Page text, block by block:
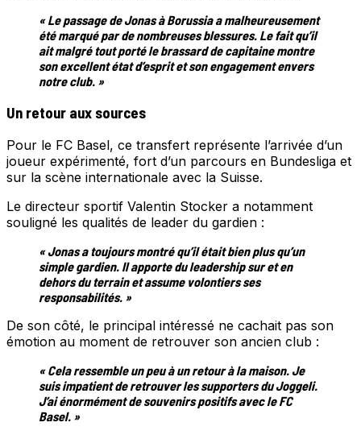
« Le passage de Jonas à Borussia a malheureusement
été marqué par de nombreuses blessures. Le fait qu’il
ait malgré tout porté le brassard de capitaine montre
son excellent état d’esprit et son engagement envers
notre club. »
Un retour aux sources
Pour le FC Basel, ce transfert représente l’arrivée d’un
joueur expérimenté, fort d’un parcours en Bundesliga et
sur la scène internationale avec la Suisse.
Le directeur sportif Valentin Stocker a notamment
souligné les qualités de leader du gardien :
« Jonas a toujours montré qu’il était bien plus qu’un
simple gardien. Il apporte du leadership sur et en
dehors du terrain et assume volontiers ses
responsabilités. »
De son côté, le principal intéressé ne cachait pas son
émotion au moment de retrouver son ancien club :
« Cela ressemble un peu à un retour à la maison. Je
suis impatient de retrouver les supporters du Joggeli.
J’ai énormément de souvenirs positifs avec le FC
Basel. »